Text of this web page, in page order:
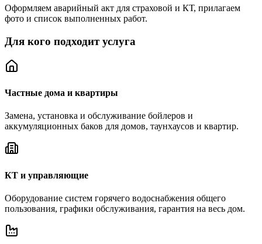
Оформляем аварийный акт для страховой и КТ, прилагаем
фото и список выполненных работ.
Для кого подходит услуга
Частные дома и квартиры
Замена, установка и обслуживание бойлеров и
аккумуляционных баков для домов, таунхаусов и квартир.
КТ и управляющие
Оборудование систем горячего водоснабжения общего
пользования, графики обслуживания, гарантия на весь дом.